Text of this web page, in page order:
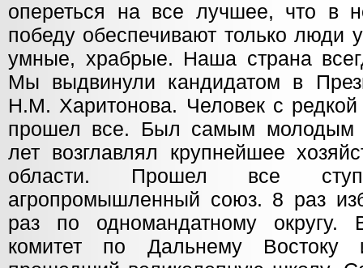
опереться на все лучшее, что в
победу обеспечивают только люди
умные, храбрые. Наша страна
Мы выдвинули кандидатом в
Н.М. Харитонова. Человек с
прошел все. Был самым молодым
лет возглавлял крупнейшее
области. Прошел все
агропромышленный союз. 8 раз
раз по одномандатному округу.
комитет по Дальнему Востоку